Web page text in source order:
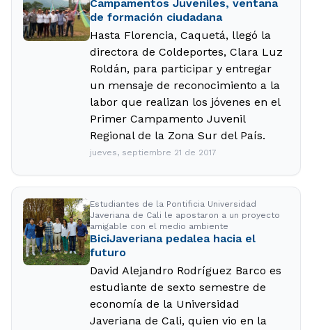
Campamentos Juveniles, ventana
de formación ciudadana
Hasta Florencia, Caquetá, llegó la
directora de Coldeportes, Clara Luz
Roldán, para participar y entregar
un mensaje de reconocimiento a la
labor que realizan los jóvenes en el
Primer Campamento Juvenil
Regional de la Zona Sur del País.
jueves, septiembre 21 de 2017
Estudiantes de la Pontificia Universidad
Javeriana de Cali le apostaron a un proyecto
amigable con el medio ambiente
BiciJaveriana pedalea hacia el
futuro
David Alejandro Rodríguez Barco es
estudiante de sexto semestre de
economía de la Universidad
Javeriana de Cali, quien vio en la